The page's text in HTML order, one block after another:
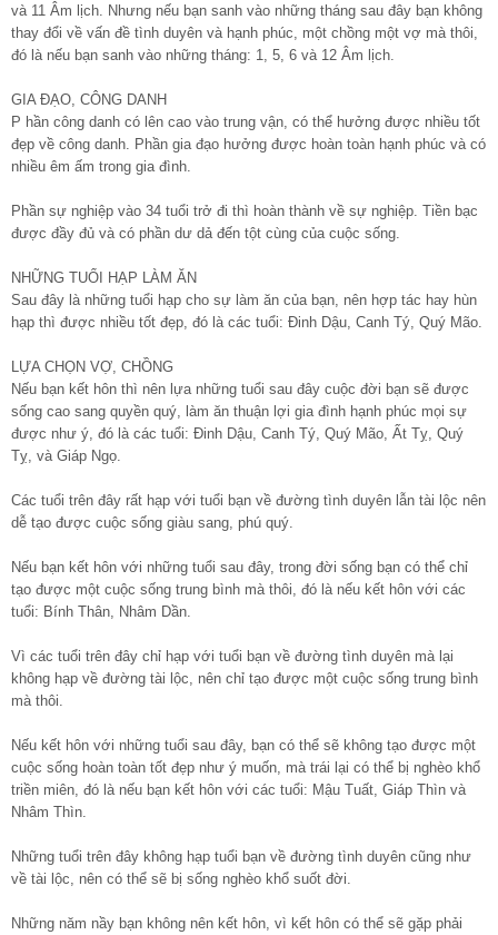
và 11 Âm lịch. Nhưng nếu bạn sanh vào những tháng sau đây bạn không
thay đổi về vấn đề tình duyên và hạnh phúc, một chồng một vợ mà thôi,
đó là nếu bạn sanh vào những tháng: 1, 5, 6 và 12 Âm lịch.
GIA ĐẠO, CÔNG DANH
P hần công danh có lên cao vào trung vận, có thể hưởng được nhiều tốt
đẹp về công danh. Phần gia đạo hưởng được hoàn toàn hạnh phúc và có
nhiều êm ấm trong gia đình.
Phần sự nghiệp vào 34 tuổi trở đi thì hoàn thành về sự nghiệp. Tiền bạc
được đầy đủ và có phần dư dả đến tột cùng của cuộc sống.
NHỮNG TUỔI HẠP LÀM ĂN
Sau đây là những tuổi hạp cho sự làm ăn của bạn, nên hợp tác hay hùn
hạp thì được nhiều tốt đẹp, đó là các tuổi: Đinh Dậu, Canh Tý, Quý Mão.
LỰA CHỌN VỢ, CHỒNG
Nếu bạn kết hôn thì nên lựa những tuổi sau đây cuộc đời bạn sẽ được
sống cao sang quyền quý, làm ăn thuận lợi gia đình hạnh phúc mọi sự
được như ý, đó là các tuổi: Đinh Dậu, Canh Tý, Quý Mão, Ất Tỵ, Quý
Tỵ, và Giáp Ngọ.
Các tuổi trên đây rất hạp với tuổi bạn về đường tình duyên lẫn tài lộc nên
dễ tạo được cuộc sống giàu sang, phú quý.
Nếu bạn kết hôn với những tuổi sau đây, trong đời sống bạn có thể chỉ
tạo được một cuộc sống trung bình mà thôi, đó là nếu kết hôn với các
tuổi: Bính Thân, Nhâm Dần.
Vì các tuổi trên đây chỉ hạp với tuổi bạn về đường tình duyên mà lại
không hạp về đường tài lộc, nên chỉ tạo được một cuộc sống trung bình
mà thôi.
Nếu kết hôn với những tuổi sau đây, bạn có thể sẽ không tạo được một
cuộc sống hoàn toàn tốt đẹp như ý muốn, mà trái lại có thể bị nghèo khổ
triền miên, đó là nếu bạn kết hôn với các tuổi: Mậu Tuất, Giáp Thìn và
Nhâm Thìn.
Những tuổi trên đây không hạp tuổi bạn về đường tình duyên cũng như
về tài lộc, nên có thể sẽ bị sống nghèo khổ suốt đời.
Những năm nầy bạn không nên kết hôn, vì kết hôn có thể sẽ gặp phải